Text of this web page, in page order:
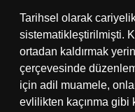
Tarihsel olarak
sistematikleştirilmişti.
ortadan kaldırmak
çerçevesinde
için adil muamele,
evlilikten kaçınma gibi